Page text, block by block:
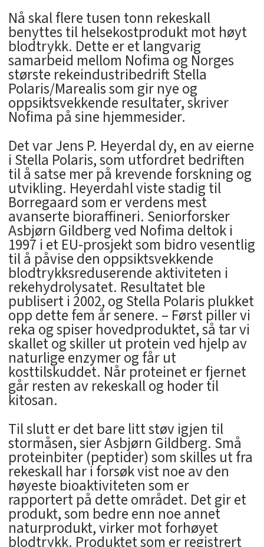
Nå skal flere tusen tonn rekeskall
benyttes til helsekostprodukt mot høyt
blodtrykk. Dette er et langvarig
samarbeid mellom Nofima og Norges
største rekeindustribedrift Stella
Polaris/Marealis som gir nye og
oppsiktsvekkende resultater, skriver
Nofima på sine hjemmesider.
Det var Jens P. Heyerdal dy, en av eierne
i Stella Polaris, som utfordret bedriften
til å satse mer på krevende forskning og
utvikling. Heyerdahl viste stadig til
Borregaard som er verdens mest
avanserte bioraffineri. Seniorforsker
Asbjørn Gildberg ved Nofima deltok i
1997 i et EU-prosjekt som bidro vesentlig
til å påvise den oppsiktsvekkende
blodtrykksreduserende aktiviteten i
rekehydrolysatet. Resultatet ble
publisert i 2002, og Stella Polaris plukket
opp dette fem år senere. – Først piller vi
reka og spiser hovedproduktet, så tar vi
skallet og skiller ut protein ved hjelp av
naturlige enzymer og får ut
kosttilskuddet. Når proteinet er fjernet
går resten av rekeskall og hoder til
kitosan.
Til slutt er det bare litt støv igjen til
stormåsen, sier Asbjørn Gildberg. Små
proteinbiter (peptider) som skilles ut fra
rekeskall har i forsøk vist noe av den
høyeste bioaktiviteten som er
rapportert på dette området. Det gir et
produkt, som bedre enn noe annet
naturprodukt, virker mot forhøyet
blodtrykk. Produktet som er registrert